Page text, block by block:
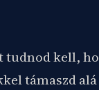
tudnod kell,
támaszd